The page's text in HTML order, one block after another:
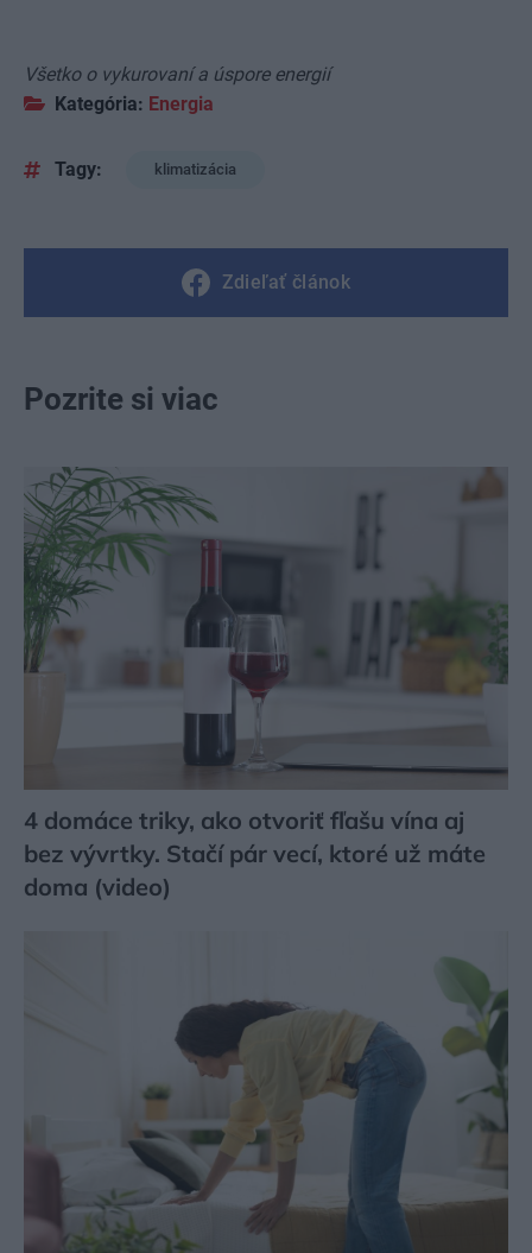
Všetko o vykurovaní a úspore energií
Kategória: Energia
Tagy: klimatizácia
Zdieľať článok
Pozrite si viac
4 domáce triky, ako otvoriť fľašu vína aj
bez vývrtky. Stačí pár vecí, ktoré už máte
doma (video)